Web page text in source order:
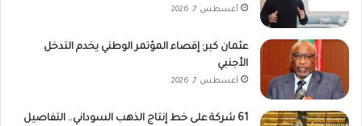
أغسطس 7, 2026
عثمان كبر: إقصاء المؤتمر الوطني يخدم التدخل
الأجنبي
أغسطس 7, 2026
61 شركة على خط إنتاج الذهب السوداني.. التفاصيل